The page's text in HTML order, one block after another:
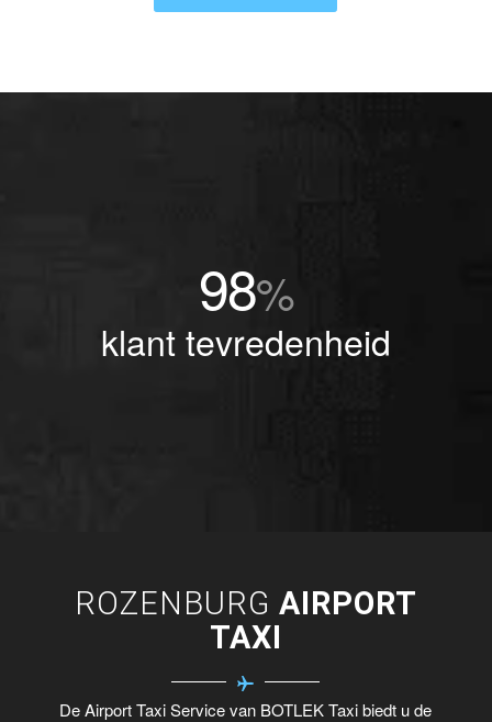
98%
klant tevredenheid
ROZENBURG AIRPORT
TAXI
De Airport Taxi Service van BOTLEK Taxi biedt u de